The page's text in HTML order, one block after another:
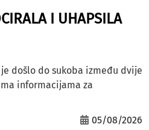
I UHAPSILA
došlo do sukoba između dvije
informacijama za
05/08/2026